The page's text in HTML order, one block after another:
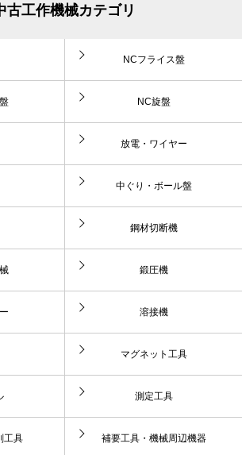
古工作機械カテゴリ
NCフライス盤
NC旋盤
放電・ワイヤー
中ぐり・ボール盤
鋼材切断機
鍛圧機
溶接機
マグネット工具
測定工具
工具 補要工具・機械周辺機器